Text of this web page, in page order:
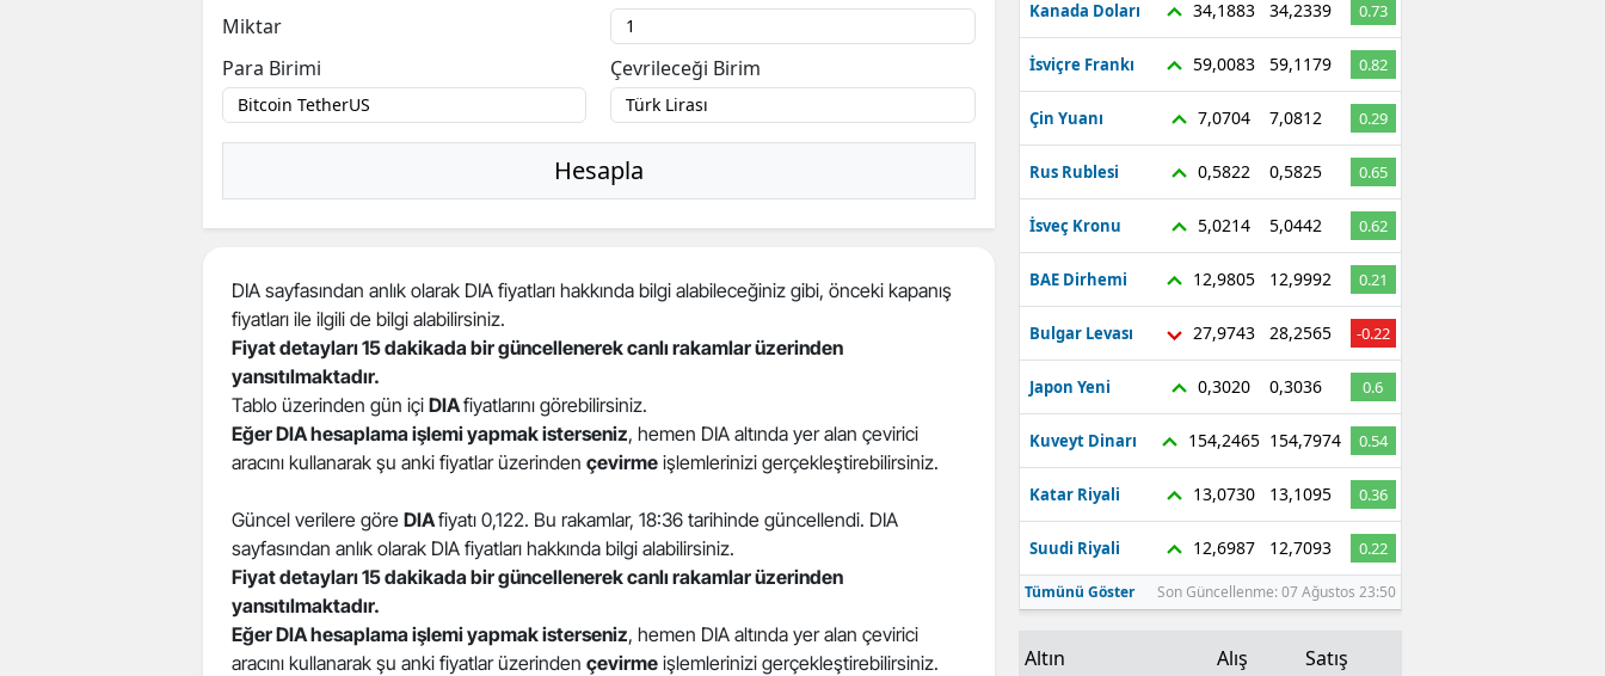
Miktar
Para Birimi
Çevrileceği Birim
Hesapla
DIA sayfasından anlık olarak DIA fiyatları hakkında bilgi alabileceğiniz gibi, önceki kapanış
fiyatları ile ilgili de bilgi alabilirsiniz.
Fiyat detayları 15 dakikada bir güncellenerek canlı rakamlar üzerinden
yansıtılmaktadır.
Tablo üzerinden gün içi DIAfiyatlarını görebilirsiniz.
Eğer DIA hesaplama işlemi yapmak isterseniz, hemen DIA altında yer alan çevirici
aracını kullanarak şu anki fiyatlar üzerinden çevirme işlemlerinizi gerçekleştirebilirsiniz.
Güncel verilere göre DIAfiyatı 0,122. Bu rakamlar, 18:36 tarihinde güncellendi. DIA
sayfasından anlık olarak DIA fiyatları hakkında bilgi alabilirsiniz.
Fiyat detayları 15 dakikada bir güncellenerek canlı rakamlar üzerinden
yansıtılmaktadır.
Eğer DIA hesaplama işlemi yapmak isterseniz, hemen DIA altında yer alan çevirici
aracını kullanarak şu anki fiyatlar üzerinden çevirme işlemlerinizi gerçekleştirebilirsiniz.
Kanada Doları 34,1883 34,2339 0.73
İsviçre Frankı 59,0083 59,1179 0.82
Çin Yuanı 7,0704 7,0812 0.29
Rus Rublesi 0,5822 0,5825 0.65
İsveç Kronu 5,0214 5,0442 0.62
BAE Dirhemi 12,9805 12,9992 0.21
Bulgar Levası 27,9743 28,2565 -0.22
Japon Yeni 0,3020 0,3036 0.6
Kuveyt Dinarı 154,2465 154,7974 0.54
Katar Riyali 13,0730 13,1095 0.36
Suudi Riyali 12,6987 12,7093 0.22
Tümünü Göster Son Güncellenme: 07 Ağustos 23:50
Altın Alış Satış